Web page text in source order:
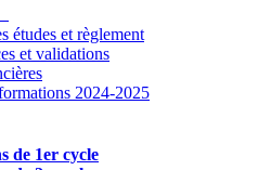
études et règlement
et validations
2024-2025
de 1er cycle